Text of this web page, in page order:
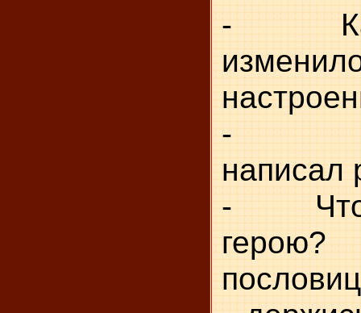
- Как
-
написал
- Что